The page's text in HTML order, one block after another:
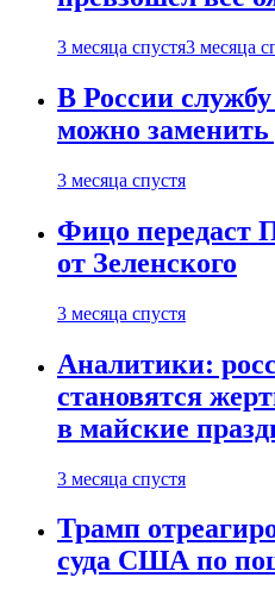
3 месяца спустя3 месяца
В России
можно
3 месяца спустя
Фицо передаст
от Зеленского
3 месяца спустя
Аналитики:
становятся
в майские
3 месяца спустя
Трамп
суда США по